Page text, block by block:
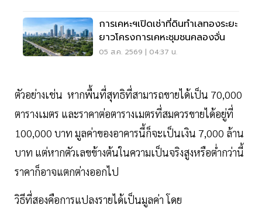
การเคหะฯเปิดเช่าที่ดินทำเลทองระยะ
ยาวโครงการเคหะชุมชนคลองจั่น
05 ส.ค. 2569 | 04:37 น.
ตัวอย่างเช่น หากพื้นที่สุทธิที่สามารถขายได้เป็น 70,000
ตารางเมตร และราคาต่อตารางเมตรที่สมควรขายได้อยู่ที่
100,000 บาท มูลค่าของอาคารนี้ก็จะเป็นเงิน 7,000 ล้าน
บาท แต่หากตัวเลขข้างต้นในความเป็นจริงสูงหรือต่ำกว่านี้
ราคาก็อาจแตกต่างออกไป
วิธีที่สองคือการแปลงรายได้เป็นมูลค่า โดย